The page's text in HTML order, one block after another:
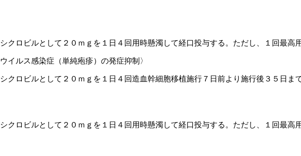
クロビルとして２０ｍｇを１日４回用時懸濁して経口投与する。ただし、１回最高
イルス感染症（単純疱疹）の発症抑制〉
クロビルとして２０ｍｇを１日４回造血幹細胞移植施行７日前より施行後３５日ま
クロビルとして２０ｍｇを１日４回用時懸濁して経口投与する。ただし、１回最高